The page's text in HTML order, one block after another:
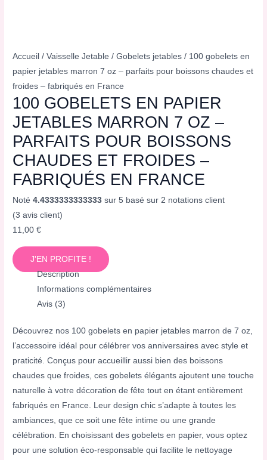
Accueil /Vaisselle Jetable /Gobelets jetables / 100 gobelets en
papier jetables marron 7 oz – parfaits pour boissons chaudes et
froides – fabriqués en France
100 GOBELETS EN PAPIER
JETABLES MARRON 7 OZ –
PARFAITS POUR BOISSONS
CHAUDES ET FROIDES –
FABRIQUÉS EN FRANCE
Noté4.4333333333333 sur 5 basé sur 2 notations client
(3 avis client)
11,00€
J'EN PROFITE !
Description
Informations complémentaires
Avis (3)
Découvrez nos 100 gobelets en papier jetables marron de 7 oz,
l’accessoire idéal pour célébrer vos anniversaires avec style et
praticité. Conçus pour accueillir aussi bien des boissons
chaudes que froides, ces gobelets élégants ajoutent une touche
naturelle à votre décoration de fête tout en étant entièrement
fabriqués en France. Leur design chic s’adapte à toutes les
ambiances, que ce soit une fête intime ou une grande
célébration. En choisissant des gobelets en papier, vous optez
pour une solution éco-responsable qui facilite le nettoyage